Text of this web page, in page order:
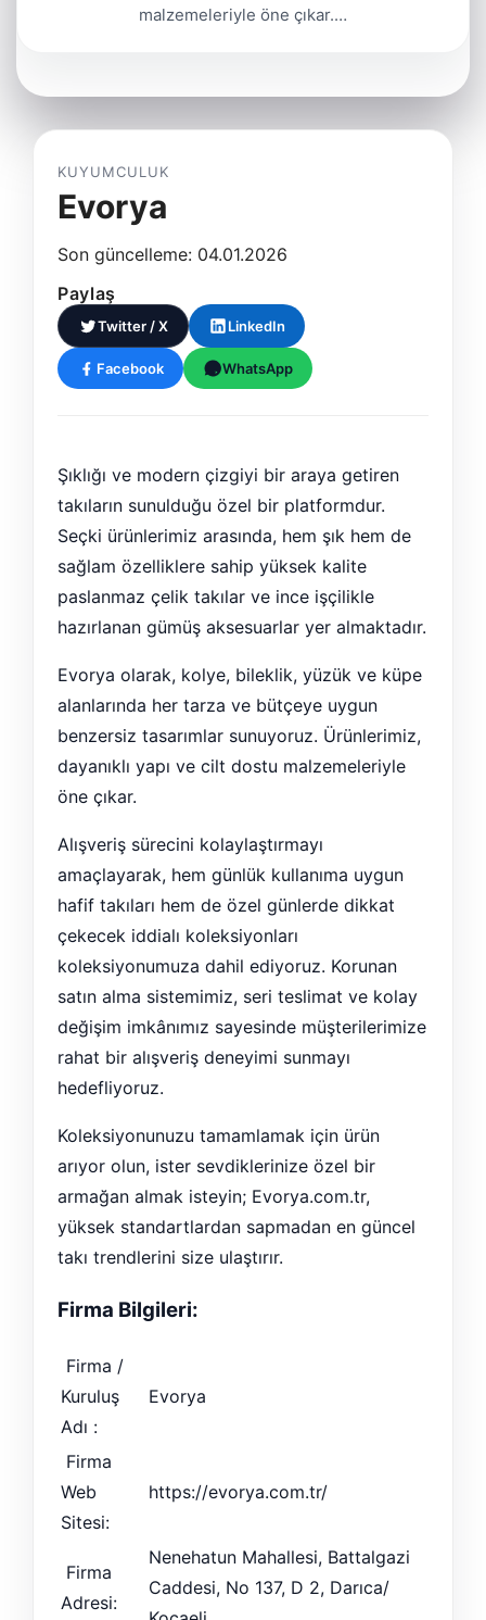
malzemeleriyle öne çıkar.…
KUYUMCULUK
Evorya
Son güncelleme: 04.01.2026
Paylaş
Twitter / X LinkedIn
Facebook WhatsApp
Şıklığı ve modern çizgiyi bir araya getiren
takıların sunulduğu özel bir platformdur.
Seçki ürünlerimiz arasında, hem şık hem de
sağlam özelliklere sahip yüksek kalite
paslanmaz çelik takılar ve ince işçilikle
hazırlanan gümüş aksesuarlar yer almaktadır.
Evorya olarak, kolye, bileklik, yüzük ve küpe
alanlarında her tarza ve bütçeye uygun
benzersiz tasarımlar sunuyoruz. Ürünlerimiz,
dayanıklı yapı ve cilt dostu malzemeleriyle
öne çıkar.
Alışveriş sürecini kolaylaştırmayı
amaçlayarak, hem günlük kullanıma uygun
hafif takıları hem de özel günlerde dikkat
çekecek iddialı koleksiyonları
koleksiyonumuza dahil ediyoruz. Korunan
satın alma sistemimiz, seri teslimat ve kolay
değişim imkânımız sayesinde müşterilerimize
rahat bir alışveriş deneyimi sunmayı
hedefliyoruz.
Koleksiyonunuzu tamamlamak için ürün
arıyor olun, ister sevdiklerinize özel bir
armağan almak isteyin; Evorya.com.tr,
yüksek standartlardan sapmadan en güncel
takı trendlerini size ulaştırır.
Firma Bilgileri:
Firma /
Kuruluş
Adı :
Evorya
Firma
Web
Sitesi:
https://evorya.com.tr/
Firma
Adresi:
Nenehatun Mahallesi, Battalgazi
Caddesi, No 137, D 2, Darıca/